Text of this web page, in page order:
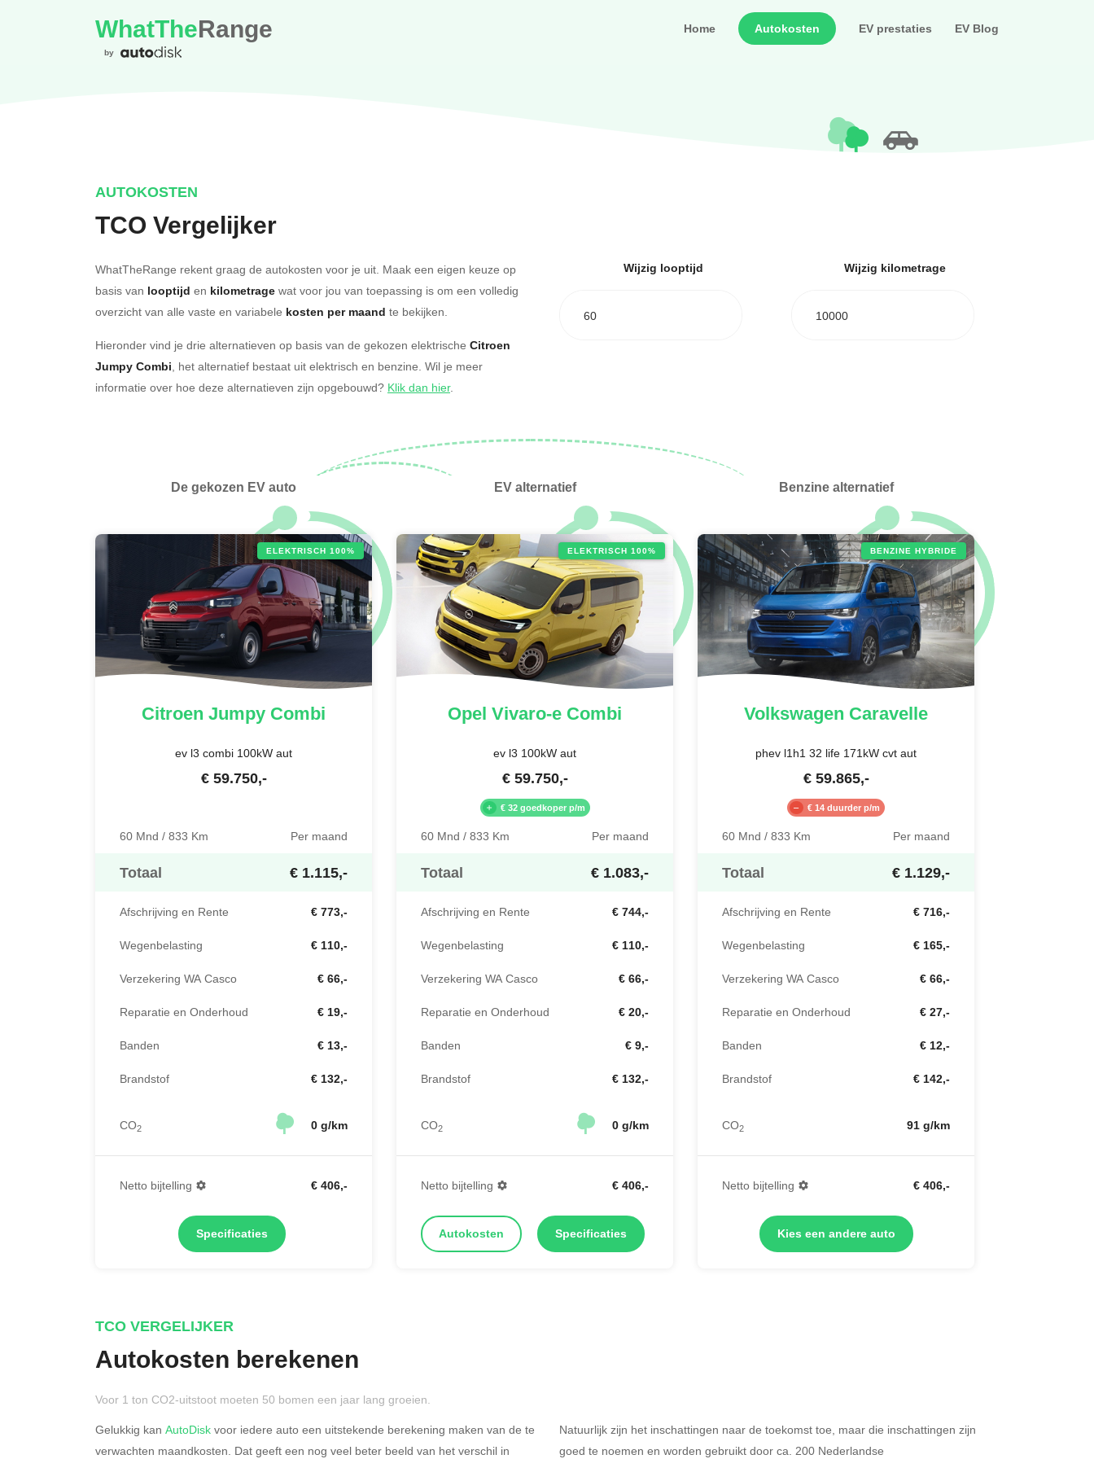
WhatTheRange
by
Home Autokosten EV prestaties EV Blog
AUTOKOSTEN
TCO Vergelijker
WhatTheRange rekent graag de autokosten voor je uit. Maak een eigen keuze op
basis van looptijd en kilometrage wat voor jou van toepassing is om een volledig
overzicht van alle vaste en variabele kosten per maand te bekijken.
Hieronder vind je drie alternatieven op basis van de gekozen elektrische Citroen
Jumpy Combi, het alternatief bestaat uit elektrisch en benzine. Wil je meer
informatie over hoe deze alternatieven zijn opgebouwd? Klik dan hier.
Wijzig looptijd
60
Wijzig kilometrage
10000
De gekozen EV auto
ELEKTRISCH 100%
Citroen Jumpy Combi
ev l3 combi 100kW aut
€ 59.750,-
60 Mnd / 833 Km Per maand
Totaal € 1.115,-
Afschrijving en Rente € 773,-
Wegenbelasting € 110,-
Verzekering WA Casco € 66,-
Reparatie en Onderhoud € 19,-
Banden € 13,-
Brandstof € 132,-
CO2 0 g/km
Netto bijtelling € 406,-
Specificaties
EV alternatief
ELEKTRISCH 100%
Opel Vivaro-e Combi
ev l3 100kW aut
€ 59.750,-
€ 32 goedkoper p/m
60 Mnd / 833 Km Per maand
Totaal € 1.083,-
Afschrijving en Rente € 744,-
Wegenbelasting € 110,-
Verzekering WA Casco € 66,-
Reparatie en Onderhoud € 20,-
Banden € 9,-
Brandstof € 132,-
CO2 0 g/km
Netto bijtelling € 406,-
Autokosten Specificaties
Benzine alternatief
BENZINE HYBRIDE
Volkswagen Caravelle
phev l1h1 32 life 171kW cvt aut
€ 59.865,-
€ 14 duurder p/m
60 Mnd / 833 Km Per maand
Totaal € 1.129,-
Afschrijving en Rente € 716,-
Wegenbelasting € 165,-
Verzekering WA Casco € 66,-
Reparatie en Onderhoud € 27,-
Banden € 12,-
Brandstof € 142,-
CO2 91 g/km
Netto bijtelling € 406,-
Kies een andere auto
Merken op basis van segment
TCO VERGELIJKER
Autokosten berekenen
Voor 1 ton CO2-uitstoot moeten 50 bomen een jaar lang groeien.
Gelukkig kan AutoDisk voor iedere auto een uitstekende berekening maken van de te
verwachten maandkosten. Dat geeft een nog veel beter beeld van het verschil in
Natuurlijk zijn het inschattingen naar de toekomst toe, maar die inschattingen zijn
goed te noemen en worden gebruikt door ca. 200 Nederlandse